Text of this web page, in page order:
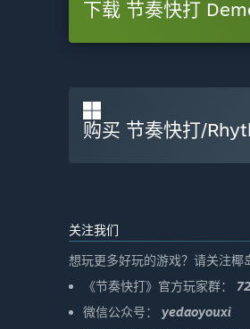
下载 节奏快打
购买 节奏快打/
关注我们
想玩更多好玩的游戏？请关注
《节奏快打》官方玩家群：
微信公众号： yedaoyouxi